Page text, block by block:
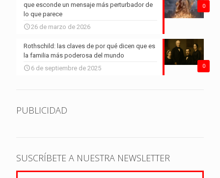
0
que esconde un mensaje más perturbador de
lo que parece
26 de marzo de 2026
0
Rothschild: las claves de por qué dicen que es
la familia más poderosa del mundo
6 de septiembre de 2025
PUBLICIDAD
SUSCRÍBETE A NUESTRA NEWSLETTER